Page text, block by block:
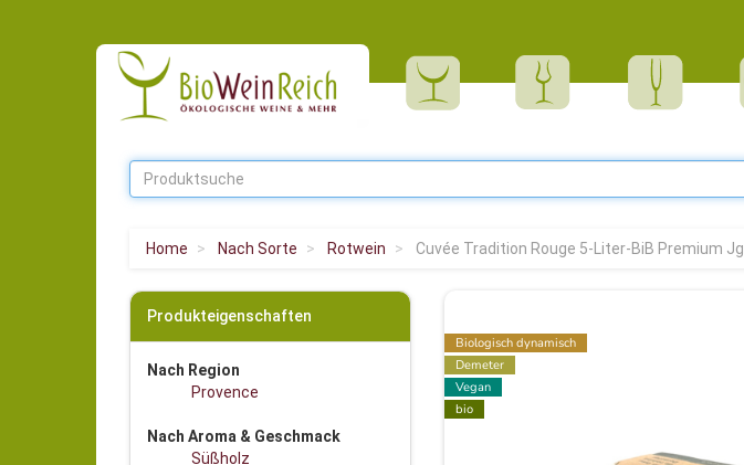
Home Nach Sorte Rotwein Cuvée Tradition Rouge 5-Liter-BiB Premium Jg.
Produkteigenschaften
Nach Region
Provence
Nach Aroma & Geschmack
Süßholz
Biologisch dynamisch
Demeter
Vegan
bio